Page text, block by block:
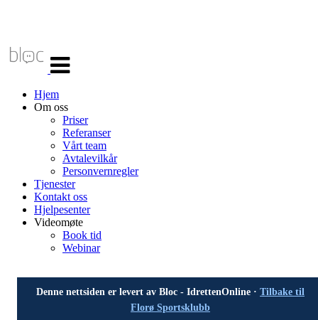
navigasjon
Hjem
Om oss
Priser
Referanser
Vårt team
Avtalevilkår
Personvernregler
Tjenester
Kontakt oss
Hjelpesenter
Videomøte
Book tid
Webinar
Denne nettsiden er levert av Bloc - IdrettenOnline · Tilbake til
Florø Sportsklubb